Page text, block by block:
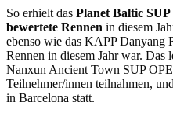
So erhielt das Planet Baltic SUP
bewertete Rennen in diesem
ebenso wie das KAPP Danyang
Rennen in diesem Jahr war. Das
Nanxun Ancient Town SUP
Teilnehmer/innen teilnahmen,
in Barcelona statt.